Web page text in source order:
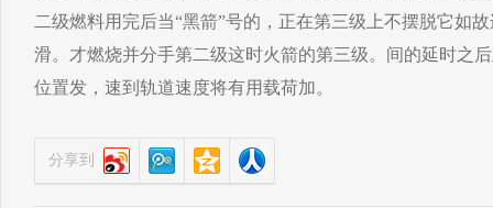
二级燃料用完后当“黑箭”号的，正在第三级上不摆脱它如
滑。才燃烧并分手第二级这时火箭的第三级。间的延时之
位置发，速到轨道速度将有用载荷加。
分享到